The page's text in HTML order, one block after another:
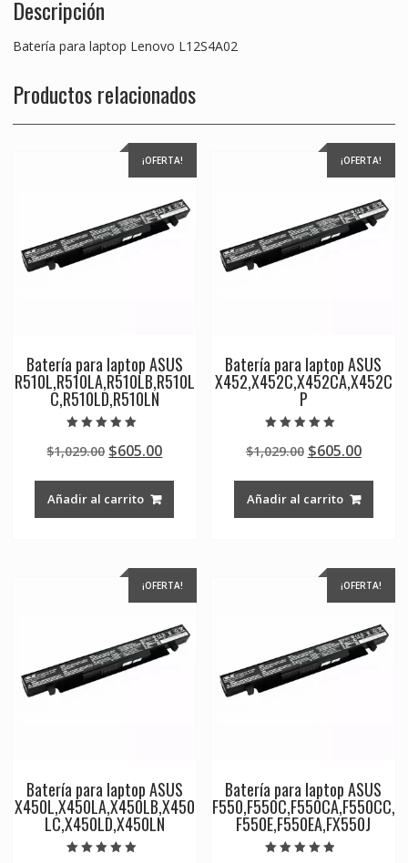
Descripción
Batería para laptop Lenovo L12S4A02
Productos relacionados
¡OFERTA!
Batería para laptop ASUS
R510L,R510LA,R510LB,R510L
C,R510LD,R510LN
5.00
de 5
$1,029.00 Original
was:
$1,029.00.
$605.00Current
Añadir al carrito
¡OFERTA!
Batería para laptop ASUS
X452,X452C,X452CA,X452C
P
5.00
de 5
$1,029.00 Original
was:
$1,029.00.
$605.00
Añadir al carrito
¡OFERTA!
Batería para laptop ASUS
X450L,X450LA,X450LB,X450
LC,X450LD,X450LN
¡OFERTA!
Batería para laptop ASUS
F550,F550C,F550CA,F550CC,
F550E,F550EA,FX550J